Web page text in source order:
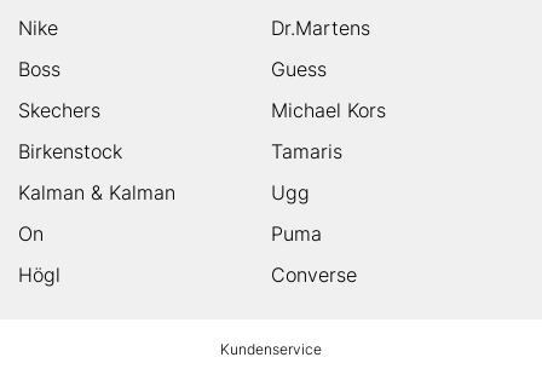
Nike
Dr.Martens
Boss
Guess
Skechers
Michael Kors
Birkenstock
Tamaris
Kalman & Kalman
Ugg
On
Puma
Högl
Converse
Kundenservice